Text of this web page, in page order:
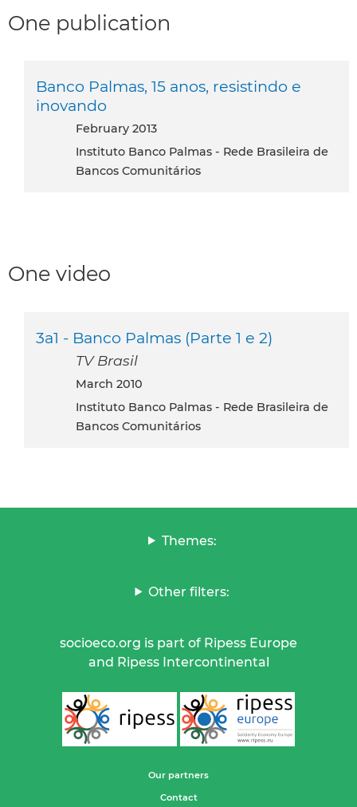
One publication
Banco Palmas, 15 anos, resistindo e
inovando
February 2013
Instituto Banco Palmas - Rede Brasileira de
Bancos Comunitários
One video
3a1 - Banco Palmas (Parte 1 e 2)
TV Brasil
March 2010
Instituto Banco Palmas - Rede Brasileira de
Bancos Comunitários
Themes:
Other filters:
socioeco.org is part of Ripess Europe
and Ripess Intercontinental
Our partners
Contact